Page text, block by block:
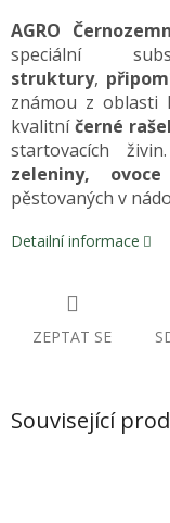
AGRO
speciální
struktury,
známou z oblasti
kvalitníčerné
startovacích
zeleniny,
pěstovaných v
Detailní informace
ZEPTAT SE
Související